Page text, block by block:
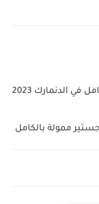
في الدنمارك 2023
ممولة بالكامل